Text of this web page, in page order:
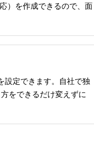
）を作成できるので、面
設定できます。自社で独
をできるだけ変えずに